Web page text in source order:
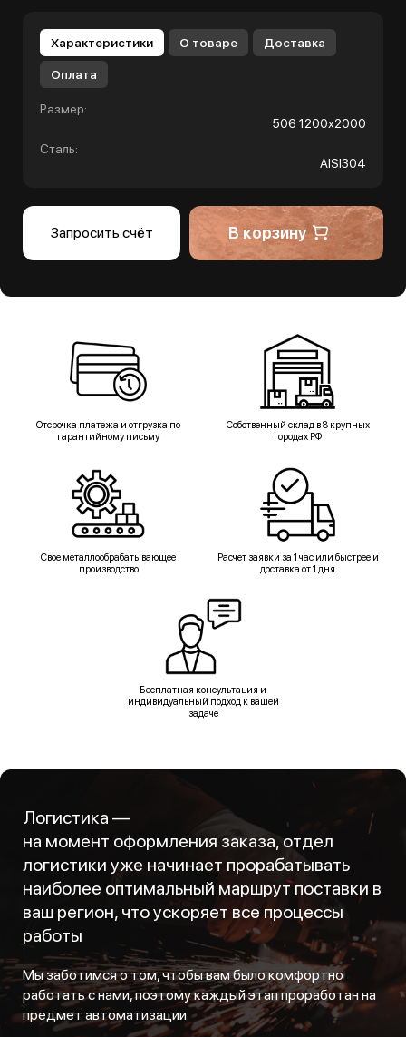
Характеристики О товаре Доставка
Оплата
Размер:
506 1200х2000
Сталь:
AISI304
Запросить счёт В корзину
Отсрочка платежа и отгрузка по
гарантийному письму
Собственный склад в 8 крупных
городах РФ
Свое металлообрабатывающее
производство
Расчет заявки за 1 час или быстрее и
доставка от 1 дня
Бесплатная консультация и
индивидуальный подход к вашей
задаче
Логистика —
на момент оформления заказа, отдел
логистики уже начинает прорабатывать
наиболее оптимальный маршрут поставки в
ваш регион, что ускоряет все процессы
работы
Мы заботимся о том, чтобы вам было комфортно
работать с нами, поэтому каждый этап проработан на
предмет автоматизации.